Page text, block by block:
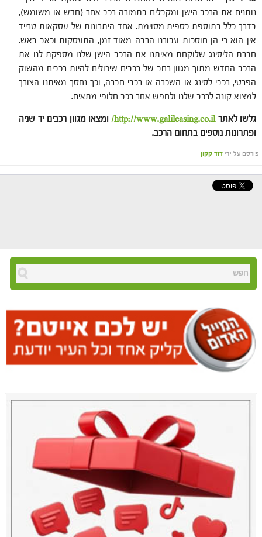
נותנים את הרכב הישן ומקבלים בתמורה רכב אחר (חדש או משומש),
בדרך כלל בתוספת כספית מסוימת. אחד היתרונות של עסקאות טרייד
אין הוא כי הן חוסכות עבורנו הרבה מאוד זמן, התעסקות וכאב ראש.
חברת הליסינג שלוקחת מאיתנו את הרכב הישן שלנו מספקת לנו את
הרכב החדש מתוך מגוון רחב של רכבים שיכולים להיות רכבים מהשוק
הפרטי, רכבי לסינג או השכרה או רכבי חברה, וכך נחסך מאיתנו הצורך
למצוא קונה לרכב שלנו ולחפש אחר רכב חלופי מתאים.
גלשו לאתרhttp://www.galileasing.co.il/ ומצאו מגוון רכבים יד שניה
ופתרונות נוספים בתחום הרכב.
פורסם על ידי דוד קקון